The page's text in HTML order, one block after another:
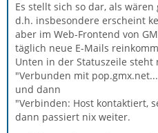
Es stellt sich so dar, als
d.h. insbesondere erscheint
aber im Web-Frontend von
täglich neue E-Mails
Unten in der Statuszeile steht
"Verbunden mit
und dann
"Verbinden: Host kontaktiert,
dann passiert nix weiter.